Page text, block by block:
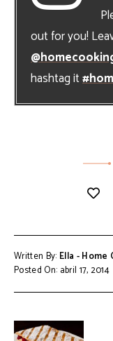
out for you!
hashtag it
Written By: Ella -
Posted On: abril 17, 2014
Navegación